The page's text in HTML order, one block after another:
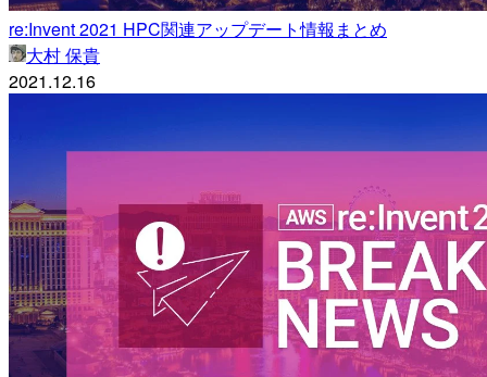
re:Invent 2021 HPC関連アップデート情報まとめ
大村 保貴
2021.12.16